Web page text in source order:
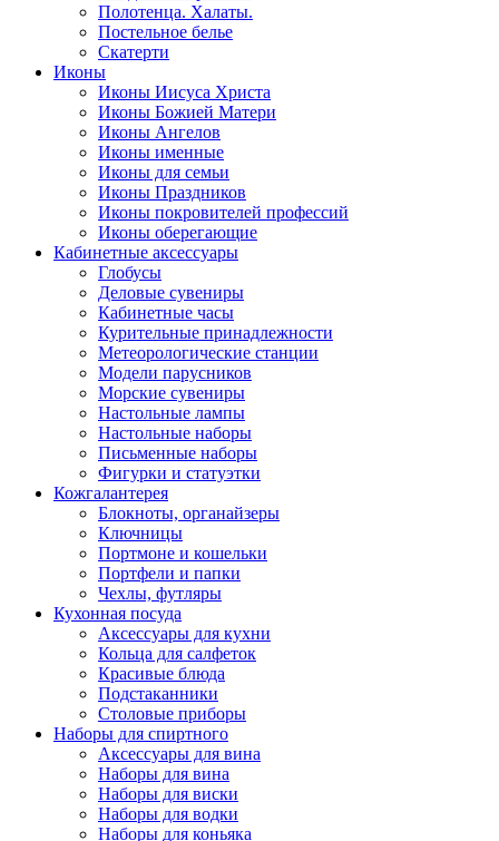
Полотенца. Халаты.
Постельное белье
Скатерти
Иконы
Иконы Иисуса Христа
Иконы Божией Матери
Иконы Ангелов
Иконы именные
Иконы для семьи
Иконы Праздников
Иконы покровителей профессий
Иконы оберегающие
Кабинетные аксессуары
Глобусы
Деловые сувениры
Кабинетные часы
Курительные принадлежности
Метеорологические станции
Модели парусников
Морские сувениры
Настольные лампы
Настольные наборы
Письменные наборы
Фигурки и статуэтки
Кожгалантерея
Блокноты, органайзеры
Ключницы
Портмоне и кошельки
Портфели и папки
Чехлы, футляры
Кухонная посуда
Аксессуары для кухни
Кольца для салфеток
Красивые блюда
Подстаканники
Столовые приборы
Наборы для спиртного
Аксессуары для вина
Наборы для вина
Наборы для виски
Наборы для водки
Наборы для коньяка